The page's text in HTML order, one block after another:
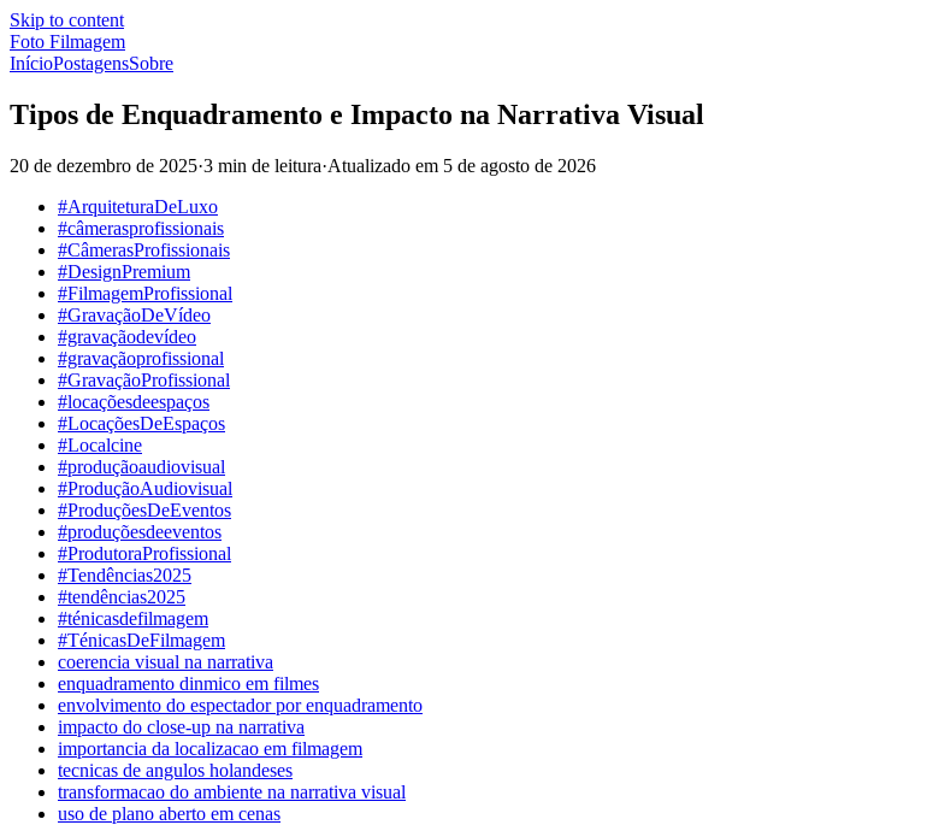
Skip to content
Foto Filmagem
InícioPostagensSobre
Tipos de Enquadramento e Impacto na Narrativa Visual
20 de dezembro de 2025·3 min de leitura·Atualizado em 5 de agosto de 2026
#ArquiteturaDeLuxo
#câmerasprofissionais
#CâmerasProfissionais
#DesignPremium
#FilmagemProfissional
#GravaçãoDeVídeo
#gravaçãodevídeo
#gravaçãoprofissional
#GravaçãoProfissional
#locaçõesdeespaços
#LocaçõesDeEspaços
#Localcine
#produçãoaudiovisual
#ProduçãoAudiovisual
#ProduçõesDeEventos
#produçõesdeeventos
#ProdutoraProfissional
#Tendências2025
#tendências2025
#ténicasdefilmagem
#TénicasDeFilmagem
coerencia visual na narrativa
enquadramento dinmico em filmes
envolvimento do espectador por enquadramento
impacto do close-up na narrativa
importancia da localizacao em filmagem
tecnicas de angulos holandeses
transformacao do ambiente na narrativa visual
uso de plano aberto em cenas